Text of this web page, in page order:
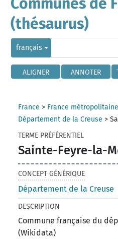
(thésaurus)
français
ALIGNER ANNOTER
France > France métropolitaine
Département de la Creuse >
TERME PRÉFÉRENTIEL
Sainte-Feyre-la-
CONCEPT GÉNÉRIQUE
Département de la Creuse
DESCRIPTION
Commune française du
(Wikidata)